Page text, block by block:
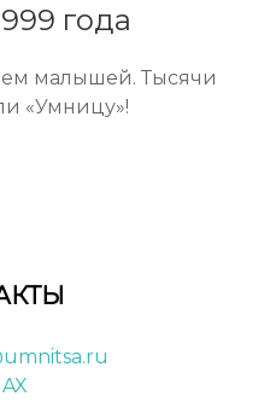
года
малышей. Тысячи
«Умницу»!